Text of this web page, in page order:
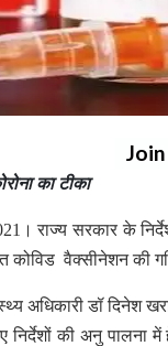
का टीका
राज्य सरकार के
कोविड वैक्सीनेशन की
अधिकारी डॉ दिनेश
गए निर्देशों की अनु